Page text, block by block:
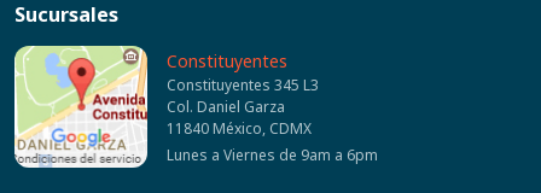
Sucursales
Constituyentes
Constituyentes 345 L3
Col. Daniel Garza
11840 México, CDMX
Lunes a Viernes de 9am a 6pm